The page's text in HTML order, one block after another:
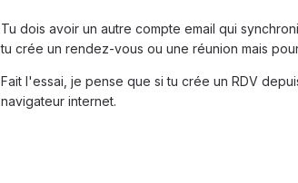
Tu dois avoir un autre compte email qui
tu crée un rendez-vous ou une réunion mais
Fait l'essai, je pense que si tu crée un RDV
navigateur internet.